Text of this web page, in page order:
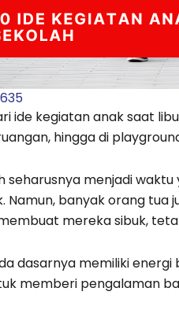
635
ide kegiatan anak saat
hingga di
seharusnya menjadi
Namun, banyak orang
mereka sibuk,
dasarnya memiliki energi
memberi pengalaman